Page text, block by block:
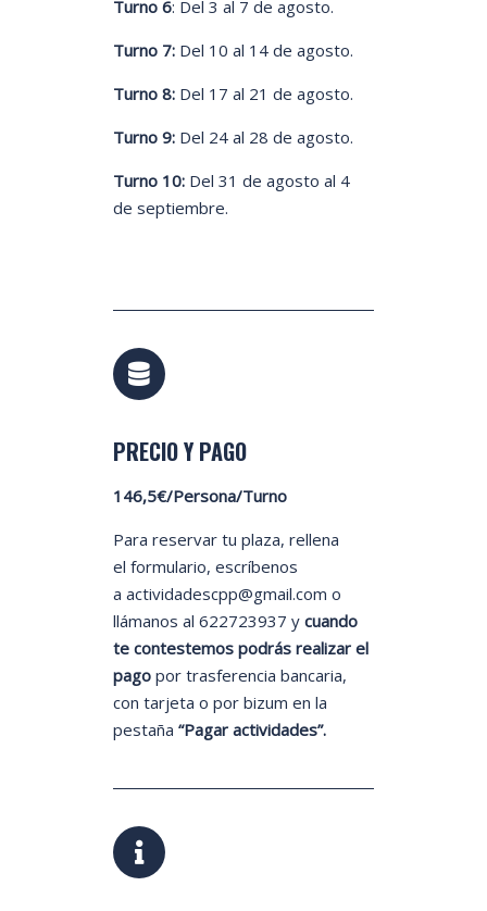
Turno 6: Del 3 al 7 de agosto.
Turno 7: Del 10 al 14 de agosto.
Turno 8: Del 17 al 21 de agosto.
Turno 9: Del 24 al 28 de agosto.
Turno 10: Del 31 de agosto al 4
de septiembre.
PRECIO Y PAGO
146,5€/Persona/Turno
Para reservar tu plaza, rellena
el formulario, escríbenos
a actividadescpp@gmail.com o
llámanos al 622723937 y cuando
te contestemos podrás realizar el
pago por trasferencia bancaria,
con tarjeta o por bizum en la
pestaña “Pagar actividades”.